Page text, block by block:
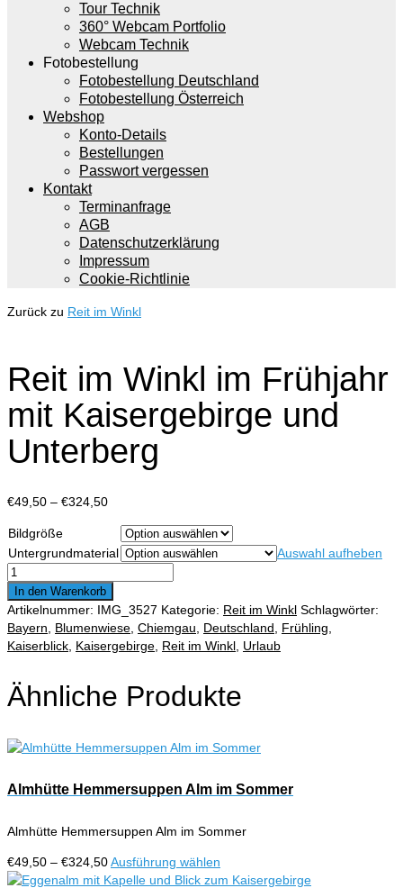
Tour Technik
360° Webcam Portfolio
Webcam Technik
Fotobestellung
Fotobestellung Deutschland
Fotobestellung Österreich
Webshop
Konto-Details
Bestellungen
Passwort vergessen
Kontakt
Terminanfrage
AGB
Datenschutzerklärung
Impressum
Cookie-Richtlinie
Zurück zu Reit im Winkl
Reit im Winkl im Frühjahr
mit Kaisergebirge und
Unterberg
€49,50 – €324,50Preisspanne:
€324,50
Bildgröße
Untergrundmaterial
Auswahl aufheben
Reit
im
Winkl
im
Frühjahr
Kaisergebirge
und
In den Warenkorb
Artikelnummer: IMG_3527 Kategorie: Reit im Winkl Schlagwörter:
Bayern
Blumenwiese Chiemgau Deutschland Frühling
Kaiserblick Kaisergebirge Reit im Winkl Urlaub
Ähnliche Produkte
Almhütte Hemmersuppen Alm im Sommer
Almhütte Hemmersuppen Alm im Sommer
€49,50 – €324,50Preisspanne:
€49,50
Ausführung wählen
Produkt